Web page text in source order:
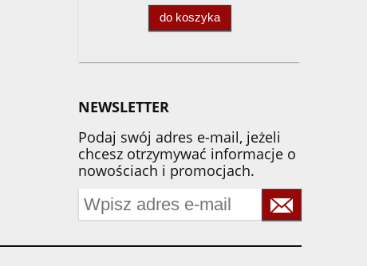
do koszyka
NEWSLETTER
Podaj swój adres e-mail, jeżeli
chcesz otrzymywać informacje o
nowościach i promocjach.